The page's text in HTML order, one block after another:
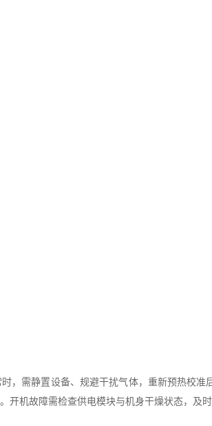
需静置设备、规避干扰气体，重新预热校准
开机故障需检查供电模块与机身干燥状态，及